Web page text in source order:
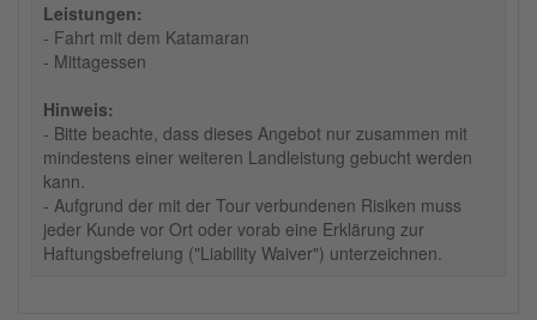
Leistungen:
- Fahrt mit dem Katamaran
- Mittagessen
Hinweis:
- Bitte beachte, dass dieses Angebot nur zusammen mit
mindestens einer weiteren Landleistung gebucht werden
kann.
- Aufgrund der mit der Tour verbundenen Risiken muss
jeder Kunde vor Ort oder vorab eine Erklärung zur
Haftungsbefreiung ("Liability Waiver") unterzeichnen.